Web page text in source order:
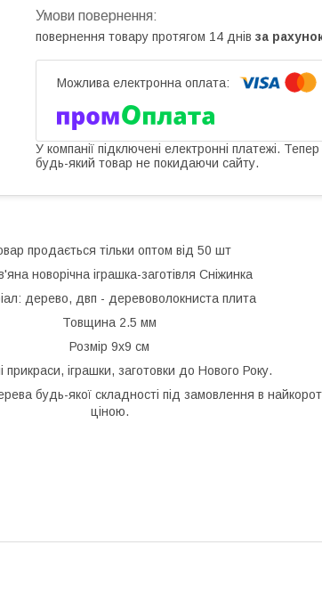
повернення товару протягом 14 днів за
У компанії підключені електронні платежі.
будь-який товар не покидаючи сайту.
продається тільки оптом від 50 шт
новорічна іграшка-заготівля Сніжинка
дерево, двп - деревоволокниста плита
Товщина 2.5 мм
Розмір 9х9 см
прикраси, іграшки, заготовки до Нового Року.
будь-якої складності під замовлення в
ціною.